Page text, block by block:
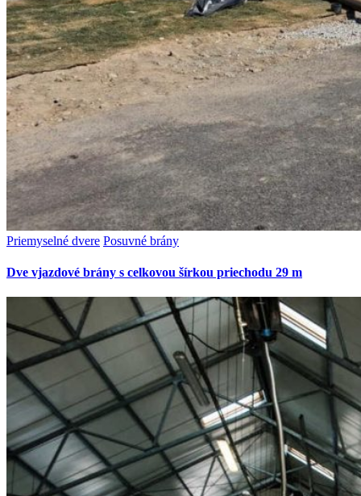
Priemyselné dvere Posuvné brány
Dve vjazdové brány s celkovou šírkou priechodu 29 m